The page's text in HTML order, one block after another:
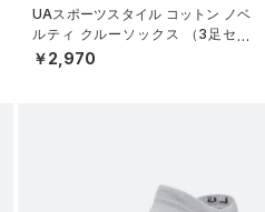
UAスポーツスタイル コットン ノベ
ルティ クルーソックス （3足セッ
ト）（トレーニング/UNISEX）
￥2,970